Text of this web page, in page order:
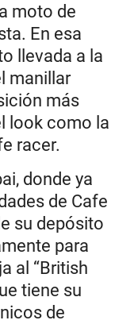
moto de
En esa
llevada a la
manillar
más
look como la
racer.
donde ya
de Cafe
su depósito
para
al “British
tiene su
de